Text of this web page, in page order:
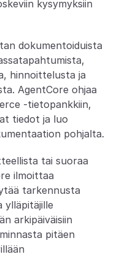
a demo
kysymyksiin
dokumentoiduista
hinnoittelusta ja
AgentCore ohjaa
-tietopankkiin,
tiedot ja luo
pohjalta.
tai suoraa
ilmoittaa
tarkennusta
ylläpitäjille
arkipäiväisiin
pitäen